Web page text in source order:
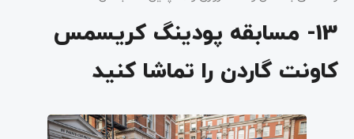
13- مسابقه پودینگ کریسمس
کاونت گاردن را تماشا کنید